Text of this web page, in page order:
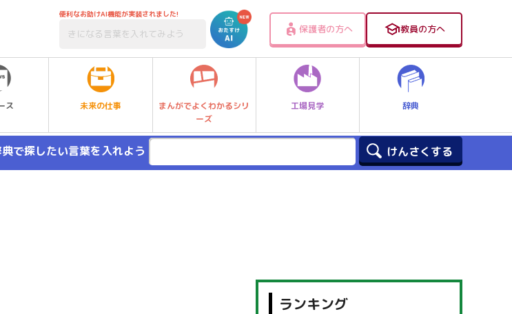
便利なお助けAI機能が実装されました!
保護者の方へ 教員の方へ
ス 未来の仕事
まんがでよくわかるシリ
ーズ
工場見学 辞典
で探したい言葉を入れよう
ランキング